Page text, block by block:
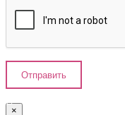
×